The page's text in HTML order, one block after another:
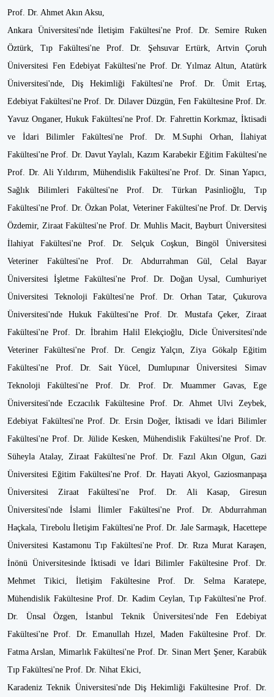
Prof. Dr. Ahmet Akın Aksu,
Ankara Üniversitesi'nde İletişim Fakültesi'ne Prof. Dr. Semire Ruken
Öztürk, Tıp Fakültesi'ne Prof. Dr. Şehsuvar Ertürk, Artvin Çoruh
Üniversitesi Fen Edebiyat Fakültesi'ne Prof. Dr. Yılmaz Altun, Atatürk
Üniversitesi'nde, Diş Hekimliği Fakültesi'ne Prof. Dr. Ümit Ertaş,
Edebiyat Fakültesi'ne Prof. Dr. Dilaver Düzgün, Fen Fakültesine Prof. Dr.
Yavuz Onganer, Hukuk Fakültesi'ne Prof. Dr. Fahrettin Korkmaz, İktisadi
ve İdari Bilimler Fakültesi'ne Prof. Dr. M.Suphi Orhan, İlahiyat
Fakültesi'ne Prof. Dr. Davut Yaylalı, Kazım Karabekir Eğitim Fakültesi'ne
Prof. Dr. Ali Yıldırım, Mühendislik Fakültesi'ne Prof. Dr. Sinan Yapıcı,
Sağlık Bilimleri Fakültesi'ne Prof. Dr. Türkan Pasinlioğlu, Tıp
Fakültesi'ne Prof. Dr. Özkan Polat, Veteriner Fakültesi'ne Prof. Dr. Derviş
Özdemir, Ziraat Fakültesi'ne Prof. Dr. Muhlis Macit, Bayburt Üniversitesi
İlahiyat Fakültesi'ne Prof. Dr. Selçuk Coşkun, Bingöl Üniversitesi
Veteriner Fakültesi'ne Prof. Dr. Abdurrahman Gül, Celal Bayar
Üniversitesi İşletme Fakültesi'ne Prof. Dr. Doğan Uysal, Cumhuriyet
Üniversitesi Teknoloji Fakültesi'ne Prof. Dr. Orhan Tatar, Çukurova
Üniversitesi'nde Hukuk Fakültesi'ne Prof. Dr. Mustafa Çeker, Ziraat
Fakültesi'ne Prof. Dr. İbrahim Halil Elekçioğlu, Dicle Üniversitesi'nde
Veteriner Fakültesi'ne Prof. Dr. Cengiz Yalçın, Ziya Gökalp Eğitim
Fakültesi'ne Prof. Dr. Sait Yücel, Dumlupınar Üniversitesi Simav
Teknoloji Fakültesi'ne Prof. Dr. Prof. Dr. Muammer Gavas, Ege
Üniversitesi'nde Eczacılık Fakültesine Prof. Dr. Ahmet Ulvi Zeybek,
Edebiyat Fakültesi'ne Prof. Dr. Ersin Doğer, İktisadi ve İdari Bilimler
Fakültesi'ne Prof. Dr. Jülide Kesken, Mühendislik Fakültesi'ne Prof. Dr.
Süheyla Atalay, Ziraat Fakültesi'ne Prof. Dr. Fazıl Akın Olgun, Gazi
Üniversitesi Eğitim Fakültesi'ne Prof. Dr. Hayati Akyol, Gaziosmanpaşa
Üniversitesi Ziraat Fakültesi'ne Prof. Dr. Ali Kasap, Giresun
Üniversitesi'nde İslami İlimler Fakültesi'ne Prof. Dr. Abdurrahman
Haçkala, Tirebolu İletişim Fakültesi'ne Prof. Dr. Jale Sarmaşık, Hacettepe
Üniversitesi Kastamonu Tıp Fakültesi'ne Prof. Dr. Rıza Murat Karaşen,
İnönü Üniversitesinde İktisadi ve İdari Bilimler Fakültesine Prof. Dr.
Mehmet Tikici, İletişim Fakültesine Prof. Dr. Selma Karatepe,
Mühendislik Fakültesine Prof. Dr. Kadim Ceylan, Tıp Fakültesi'ne Prof.
Dr. Ünsal Özgen, İstanbul Teknik Üniversitesi'nde Fen Edebiyat
Fakültesi'ne Prof. Dr. Emanullah Hızel, Maden Fakültesine Prof. Dr.
Fatma Arslan, Mimarlık Fakültesi'ne Prof. Dr. Sinan Mert Şener, Karabük
Tıp Fakültesi'ne Prof. Dr. Nihat Ekici,
Karadeniz Teknik Üniversitesi'nde Diş Hekimliği Fakültesine Prof. Dr.